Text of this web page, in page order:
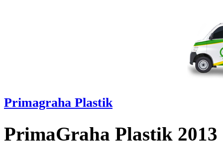
Primagraha Plastik
PrimaGraha Plastik 2013